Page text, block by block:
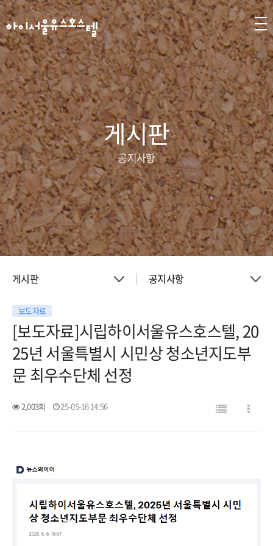
게시판
공지사항
게시판
About
객실
서울여행
게시판
공지사항
이벤트
FAQ
보도자료
[보도자료]시립하이서울유스호스텔, 20
25년 서울특별시 시민상 청소년지도부
문 최우수단체 선정
2,003회 25-05-16 14:56